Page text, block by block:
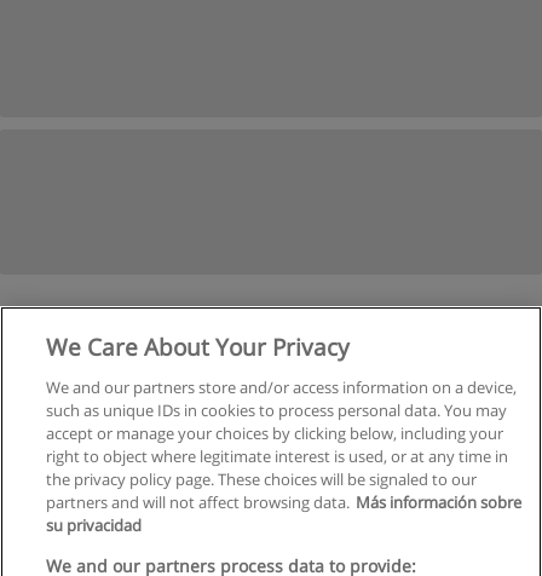
Sayfa1-2
Kullanım koşulları
We Care About Your Privacy
We and our partners store and/or access information on a device,
such as unique IDs in cookies to process personal data. You may
accept or manage your choices by clicking below, including your
right to object where legitimate interest is used, or at any time in
the privacy policy page. These choices will be signaled to our
partners and will not affect browsing data. Más información sobre
su privacidad
We and our partners process data to provide: